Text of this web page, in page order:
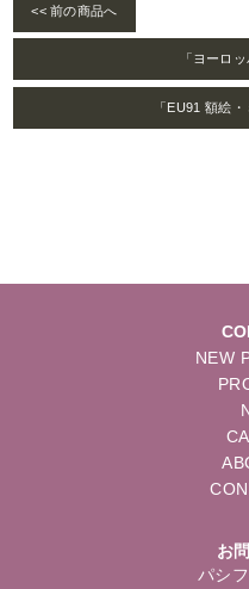
<< 前の商品へ
「ヨーロ
「EU91 額絵
NEW
お
パシ